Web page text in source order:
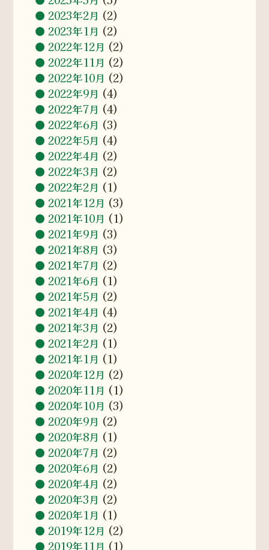
2023年2月 (2)
2023年1月 (2)
2022年12月 (2)
2022年11月 (2)
2022年10月 (2)
2022年9月 (4)
2022年7月 (4)
2022年6月 (3)
2022年5月 (4)
2022年4月 (2)
2022年3月 (2)
2022年2月 (1)
2021年12月 (3)
2021年10月 (1)
2021年9月 (3)
2021年8月 (3)
2021年7月 (2)
2021年6月 (1)
2021年5月 (2)
2021年4月 (4)
2021年3月 (2)
2021年2月 (1)
2021年1月 (1)
2020年12月 (2)
2020年11月 (1)
2020年10月 (3)
2020年9月 (2)
2020年8月 (1)
2020年7月 (2)
2020年6月 (2)
2020年4月 (2)
2020年3月 (2)
2020年1月 (1)
2019年12月 (2)
2019年11月 (1)